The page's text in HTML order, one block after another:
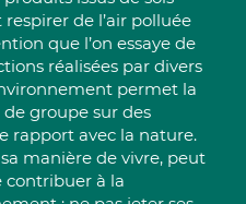
de l’air polluée
que l’on essaye de
réalisées par divers
permet la
de groupe sur des
rapport avec la nature.
manière de vivre, peut
contribuer à la